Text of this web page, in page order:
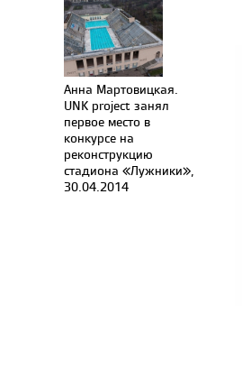
Анна Мартовицкая.
UNK project занял
первое место в
конкурсе на
реконструкцию
стадиона «Лужники»,
30.04.2014